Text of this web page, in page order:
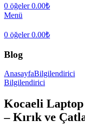
0 öğeler 0.00₺
Menü
0 öğeler 0.00₺
Blog
AnasayfaBilgilendirici
Bilgilendirici
Kocaeli
– Kırık ve